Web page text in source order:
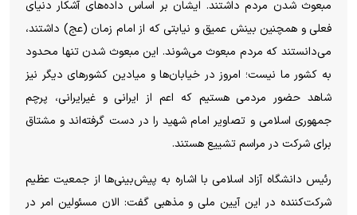
مبعوث شدن مردم داشتند. ایشان بر اساس داده‌های آشکار دنیای
فعلی و همچنین بینش عمیق و نیابتی که از امام زمان (عج) داشتند،
می‌دانستند که مردم مبعوث می‌شوند. این مبعوث شدن تنها محدود
به کشور ما نیست؛ امروز در خیابان‌ها و میادین کشور‌های دیگر نیز
شاهد حضور مردمی هستیم که اعم از ایرانی و غیرایرانی، پرچم
جمهوری اسلامی و تصاویر امام شهید را در دست گرفته‌اند و مشتاق
برای شرکت در مراسم تشییع هستند.
رئیس دانشگاه آزاد اسلامی با اشاره به پیش‌بینی‌ها از جمعیت عظیم
شرکت‌کننده در این آیین ملی و مذهبی گفت: الان مسئولین امر در